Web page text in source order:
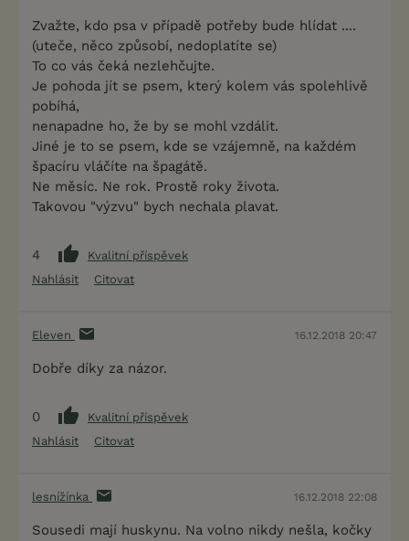
Zvažte, kdo psa v případě potřeby bude hlídat ....
(uteče, něco způsobí, nedoplatíte se)
To co vás čeká nezlehčujte.
Je pohoda jít se psem, který kolem vás spolehlivě
pobíhá,
nenapadne ho, že by se mohl vzdálit.
Jiné je to se psem, kde se vzájemně, na každém
špacíru vláčíte na špagátě.
Ne měsíc. Ne rok. Prostě roky života.
Takovou "výzvu" bych nechala plavat.
4
Kvalitní příspěvek
Nahlásit
Citovat
Eleven 16.12.2018 20:47
Dobře díky za názor.
0
Kvalitní příspěvek
Nahlásit
Citovat
lesnížínka 16.12.2018 22:08
Sousedi mají huskynu. Na volno nikdy nešla, kočky